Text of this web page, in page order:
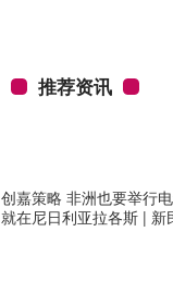
推荐资讯
创嘉策略 非洲也要举行
就在尼日利亚拉各斯 | 新